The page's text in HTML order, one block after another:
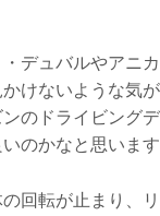
デュバルやアニ
けないような気
のドライビング
のかなと思います
回転が止まり、